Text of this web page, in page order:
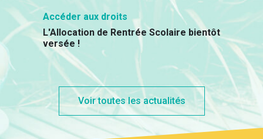
Accéder aux droits
L'Allocation de Rentrée Scolaire bientôt
versée !
Voir toutes les actualités